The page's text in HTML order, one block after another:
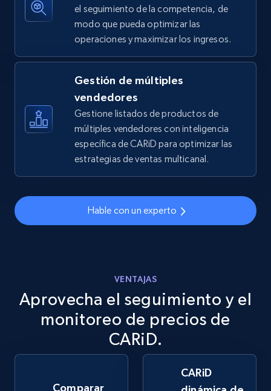
TikTok Shop - discover records by shop url
URL, Title, Available, Description, Currency, Initial
price, Final price, Discount percent, and more.
668+ Comenzar ahora
eBay
URL, Product id, Title, Seller name, Seller rating,
Seller reviews, Breadcrumbs, Root category, and
Comenzar ahora
el seguimiento de la competencia, de
modo que pueda optimizar las
operaciones y maximizar los ingresos.
Gestión de múltiples
vendedores
Gestione listados de productos de
múltiples vendedores con inteligencia
específica de CARiD para optimizar las
estrategias de ventas multicanal.
Hable con un experto
VENTAJAS
Aprovecha el seguimiento y el
monitoreo de precios de
CARiD.
Comparar
CARiD